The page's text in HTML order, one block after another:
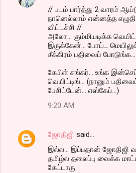
// படம் பார்த்து 2 வாரம்
நானெல்லாம் என்னத்த
விட்டச்சி //
அலோ... கும்மியடிக்க
இருக்கேன்... போட்ட
சீக்கிரம் பதிவைப் போடுங்க...
கேபிள் சங்கர்... உங்க
வெயிட்டிங்... (நானும்
பேசிட்டேன்... எஸ்கேப்...)
9:20 AM
ஜோதிஜி said…
இல்ல... இப்பதான் ஜோதிஜி
தமிழ்ல தலைப்பு வைக்க
கேட்டாரு.